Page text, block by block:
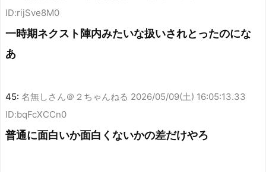
ID:rijSve8M0
一時期ネクスト陣内みたいな扱いされとったのにな
あ
45: 名無しさん＠２ちゃんねる 2026/05/09(土) 16:05:13.33
ID:bqFcXCCn0
普通に面白いか面白くないかの差だけやろ